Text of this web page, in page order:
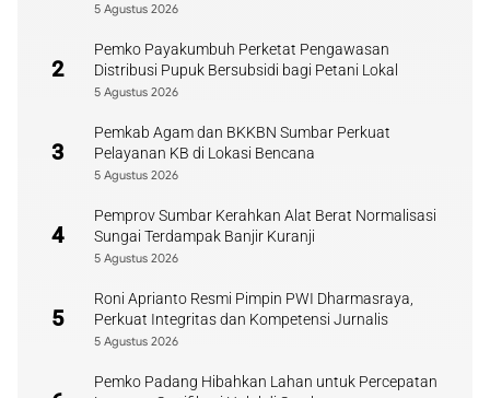
5 Agustus 2026
2
Pemko Payakumbuh Perketat Pengawasan
Distribusi Pupuk Bersubsidi bagi Petani Lokal
5 Agustus 2026
3
Pemkab Agam dan BKKBN Sumbar Perkuat
Pelayanan KB di Lokasi Bencana
5 Agustus 2026
4
Pemprov Sumbar Kerahkan Alat Berat Normalisasi
Sungai Terdampak Banjir Kuranji
5 Agustus 2026
5
Roni Aprianto Resmi Pimpin PWI Dharmasraya,
Perkuat Integritas dan Kompetensi Jurnalis
5 Agustus 2026
Pemko Padang Hibahkan Lahan untuk Percepatan